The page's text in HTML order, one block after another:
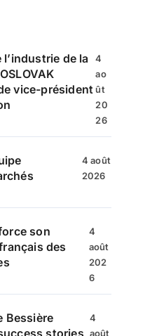
de la
vice-président
4
ao
ût
20
26
4 août
2026
son
des
4
août
202
6
Bessière
stories
4
août